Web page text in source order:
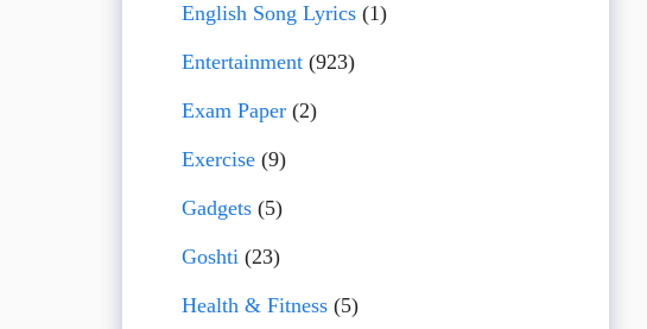
English Song Lyrics (1)
Entertainment (923)
Exam Paper (2)
Exercise (9)
Gadgets (5)
Goshti (23)
Health & Fitness (5)